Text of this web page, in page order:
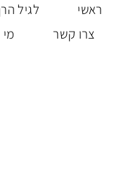
ראשי לגיל
צרו קשר
מי